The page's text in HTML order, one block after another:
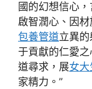
國的幻想信心
啟智潤心、因
包養管道立異
于貢獻的仁愛
道尋求，展女
家精力。”